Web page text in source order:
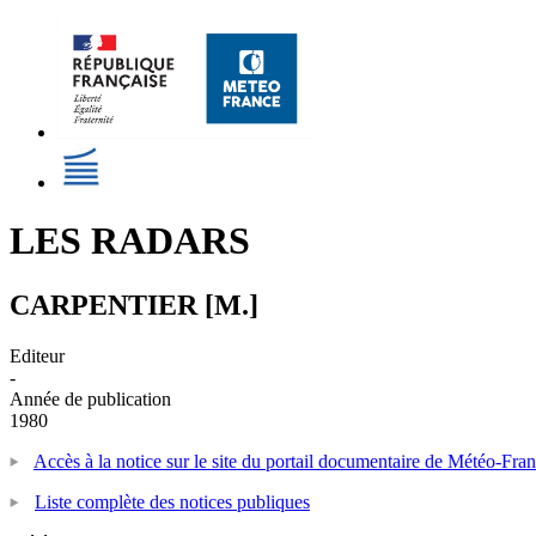
LES RADARS
CARPENTIER [M.]
Editeur
-
Année de publication
1980
Accès à la notice sur le site du portail documentaire de Météo-
Liste complète des notices publiques